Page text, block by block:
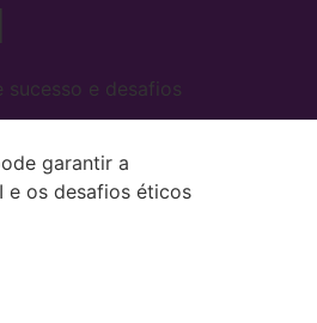
sucesso e desafios
garantir a
e os desafios éticos